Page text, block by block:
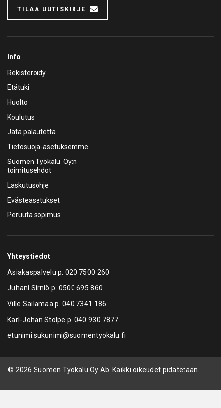
TILAA UUTISKIRJE
Info
Rekisteröidy
Etätuki
Huolto
Koulutus
Jätä palautetta
Tietosuoja-asetuksemme
Suomen Työkalu Oy:n
toimitusehdot
Laskutusohje
Evästeasetukset
Peruuta sopimus
Yhteystiedot
Asiakaspalvelu p.020 7500 260
Juhani Sirniö p. 0500 695 860
Ville Sailamaa p.040 7341 186
Karl-Johan Stolpe p. 040 930 7877
etunimi.sukunimi@suomentyokalu.fi
© 2026 Suomen Työkalu Oy Ab. Kaikki oikeudet pidätetään.